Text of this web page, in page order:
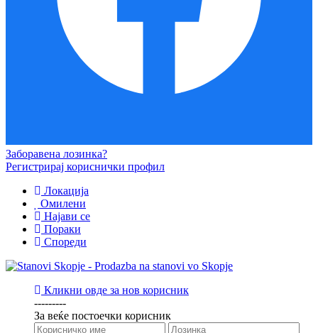
Заборавена лозинка?
Регистрирај кориснички профил
Локација
Омилени
Најави се
Пораки
Спореди
Кликни овде за нов корисник
---------
За веќе постоечки корисник